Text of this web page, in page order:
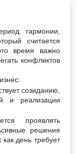
гармонии,
считается
время важно
конфликтов
созиданию,
и реализации
проявлять
решения
день требует